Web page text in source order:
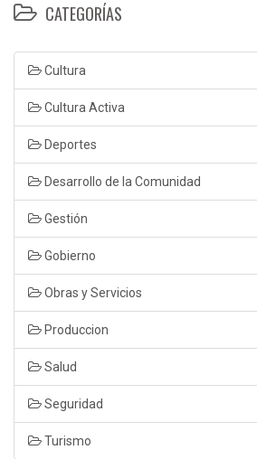
CATEGORÍAS
Cultura
Cultura Activa
Deportes
Desarrollo de la Comunidad
Gestión
Gobierno
Obras y Servicios
Produccion
Salud
Seguridad
Turismo